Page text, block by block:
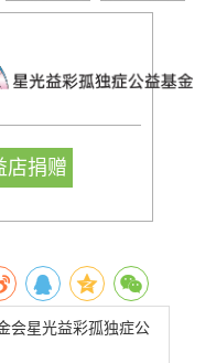
店捐赠
会星光益彩孤独症公